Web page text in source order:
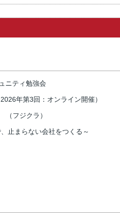
ニティ勉強会
年第3回：オンライン開催）
（フジクラ）
止まらない会社をつくる～